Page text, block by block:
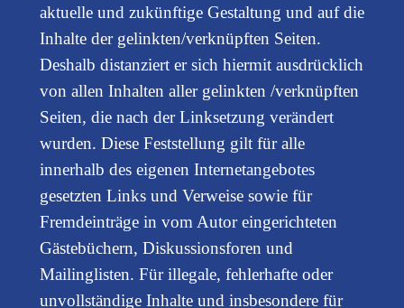
aktuelle und zukünftige Gestaltung und auf die
Inhalte der gelinkten/verknüpften Seiten.
Deshalb distanziert er sich hiermit ausdrücklich
von allen Inhalten aller gelinkten /verknüpften
Seiten, die nach der Linksetzung verändert
wurden. Diese Feststellung gilt für alle
innerhalb des eigenen Internetangebotes
gesetzten Links und Verweise sowie für
Fremdeinträge in vom Autor eingerichteten
Gästebüchern, Diskussionsforen und
Mailinglisten. Für illegale, fehlerhafte oder
unvollständige Inhalte und insbesondere für